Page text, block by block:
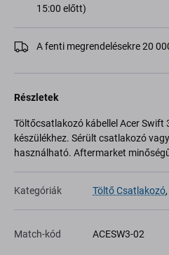
15:00 előtt)
A fenti megrendelésekre 20
Részletek
Töltőcsatlakozó kábellel Acer Swift
készülékhez. Sérült csatlakozó
használható. Aftermarket
Kategóriák Töltő Csatlakozó,
Match-kód ACESW3-02